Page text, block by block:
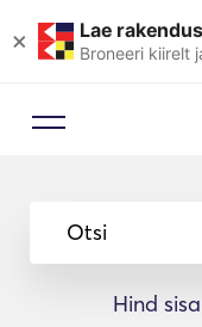
× Lae
Broneeri kiirelt
Otsi
Hind